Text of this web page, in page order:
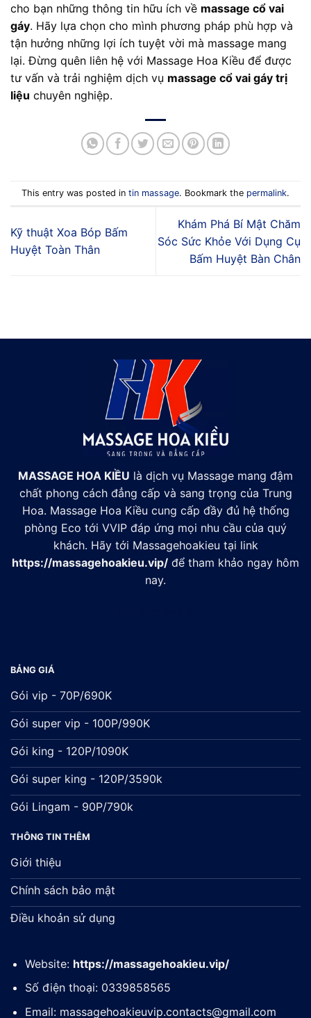
cho bạn những thông tin hữu ích về massage cổ vai
gáy. Hãy lựa chọn cho mình phương pháp phù hợp và
tận hưởng những lợi ích tuyệt vời mà massage mang
lại. Đừng quên liên hệ với Massage Hoa Kiều để được
tư vấn và trải nghiệm dịch vụ massage cổ vai gáy trị
liệu chuyên nghiệp.
This entry was posted in tin massage. Bookmark the permalink.
Kỹ thuật Xoa Bóp Bấm
Huyệt Toàn Thân
Khám Phá Bí Mật Chăm
Sóc Sức Khỏe Với Dụng Cụ
Bấm Huyệt Bàn Chân
MASSAGE HOA KIỀU là dịch vụ Massage mang đậm
chất phong cách đẳng cấp và sang trọng của Trung
Hoa. Massage Hoa Kiều cung cấp đầy đủ hệ thống
phòng Eco tới VVIP đáp ứng mọi nhu cầu của quý
khách. Hãy tới Massagehoakieu tại link
https://massagehoakieu.vip/ để tham khảo ngay hôm
nay.
BẢNG GIÁ
Gói vip - 70P/690K
Gói super vip - 100P/990K
Gói king - 120P/1090K
Gói super king - 120P/3590k
Gói Lingam - 90P/790k
THÔNG TIN THÊM
Giới thiệu
Chính sách bảo mật
Điều khoản sử dụng
Website: https://massagehoakieu.vip/
Số điện thoại: 0339858565
Email: massagehoakieuvip.contacts@gmail.com